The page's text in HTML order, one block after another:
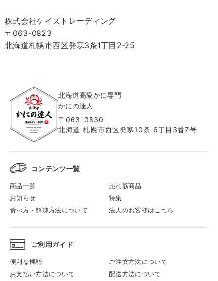
株式会社ケイズトレーディング
063-0823
北海道札幌市西区発寒3条1丁目2-25
北海道高級かに専門
かにの達人
〒063-0830
北海道 札幌市西区発寒10条 6丁目3番7号
コンテンツ一覧
商品一覧
売れ筋商品
お知らせ
特集
食べ方・解凍方法について
法人のお客様はこちら
ご利用ガイド
便利な機能
ご注文方法について
お支払い方法について
配送方法について